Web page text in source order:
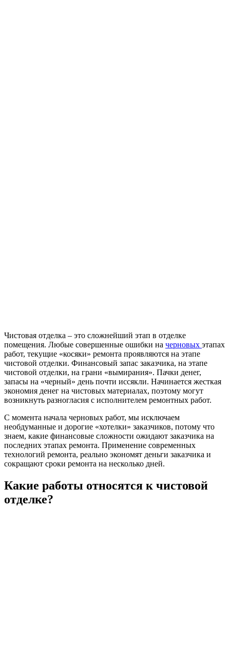
Чистовая отделка – это сложнейший этап в отделке
помещения. Любые совершенные ошибки на черновых этапах
работ, текущие «косяки» ремонта проявляются на этапе
чистовой отделки. Финансовый запас заказчика, на этапе
чистовой отделки, на грани «вымирания». Пачки денег,
запасы на «черный» день почти иссякли. Начинается жесткая
экономия денег на чистовых материалах, поэтому могут
возникнуть разногласия с исполнителем ремонтных работ.
С момента начала черновых работ, мы исключаем
необдуманные и дорогие «хотелки» заказчиков, потому что
знаем, какие финансовые сложности ожидают заказчика на
последних этапах ремонта. Применение современных
технологий ремонта, реально экономят деньги заказчика и
сокращают сроки ремонта на несколько дней.
Какие работы относятся к чистовой
отделке?